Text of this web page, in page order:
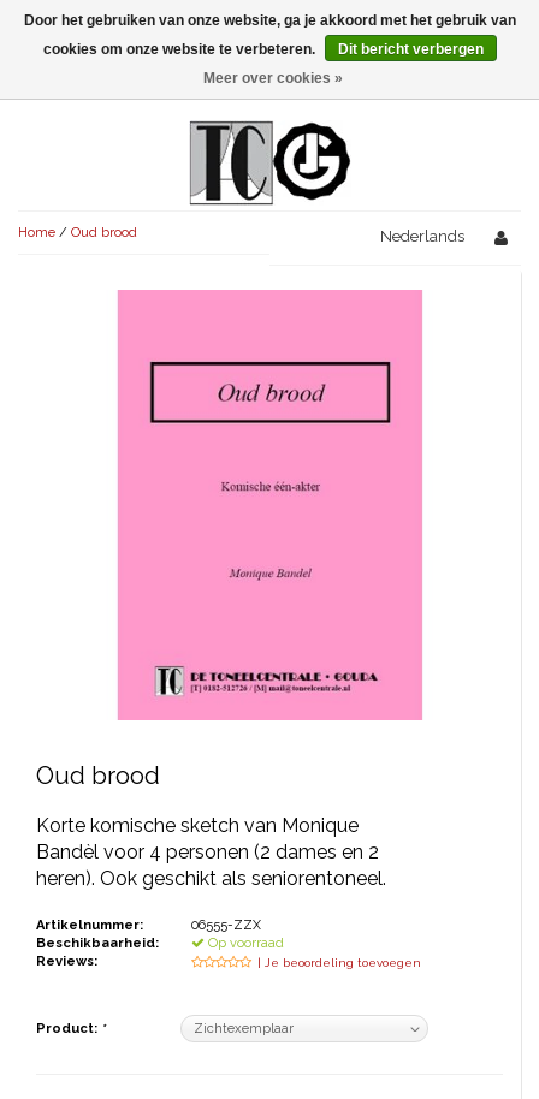
Menu
AVONDVULLEND (+75')
KORT (-30')
AVONDVULLEND (+75')
OVERIG (30'-75')
AVONDVULLEND (+75')
SPEKTAKELSTUKKEN
THEATERBOEKEN
SKETCHES
Home / Oud brood Nederlands
Oud brood
Korte komische sketch van Monique
Bandèl voor 4 personen (2 dames en 2
heren). Ook geschikt als seniorentoneel.
Artikelnummer:
06555-ZZX
Beschikbaarheid:
Op voorraad
Reviews:
| Je beoordeling toevoegen
Product: *
Door het gebruiken van onze website, ga je akkoord met het gebruik van
cookies om onze website te verbeteren.
Dit bericht verbergen
Meer over cookies »